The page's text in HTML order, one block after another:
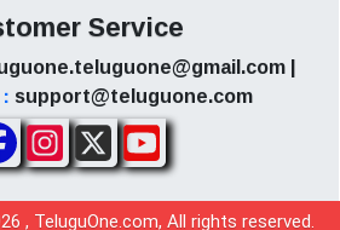
Service
|
support@teluguone.com
, TeluguOne.com, All rights reserved.